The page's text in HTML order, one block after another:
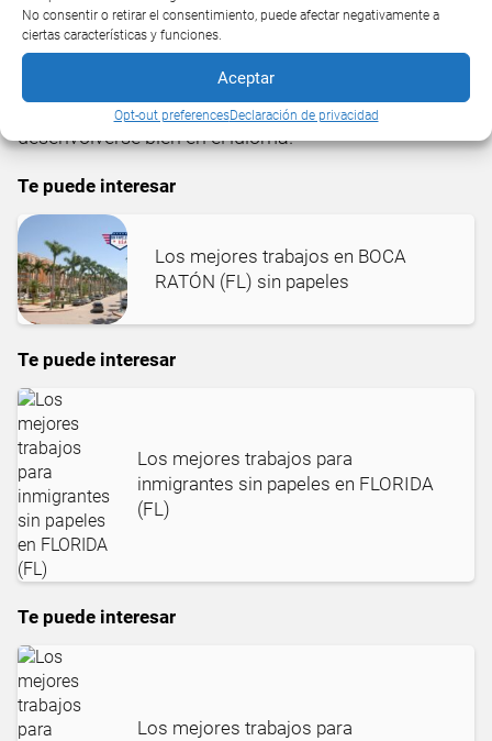
No consentir o retirar el consentimiento, puede afectar negativamente a
ciertas características y funciones.
Aceptar
Opt-out preferencesDeclaración de privacidad
Este trabajo al igual que el anterior es una salida
rápida al mercado laboral en la ciudad de Miami
Gardens ya que no se necesita ni experiencia ni
desenvolverse bien en el idioma.
Te puede interesar
Los mejores trabajos en BOCA
RATÓN (FL) sin papeles
Te puede interesar
Los mejores trabajos para
inmigrantes sin papeles en FLORIDA
(FL)
Te puede interesar
Los mejores trabajos para